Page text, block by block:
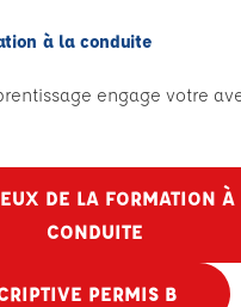
à la conduite
engage votre
DE LA FORMATION À
CONDUITE
PERMIS B